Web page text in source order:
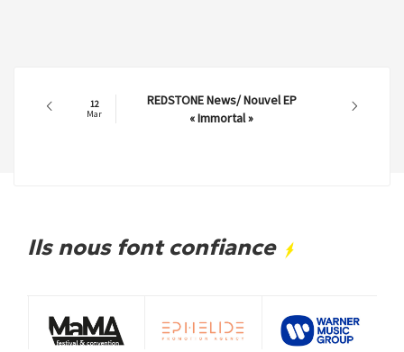
12
Mar
REDSTONE News/ Nouvel EP
« Immortal »
Ils nous font confiance